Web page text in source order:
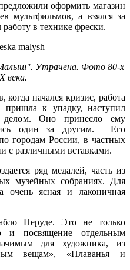
оформить магазин
мультфильмов, а взялся за
в технике фрески.
Утрачена. Фото 80-х
века.
начался кризис, работа
пришла к упадку, наступил
делом. Оно принесло ему
один за другим. Его
городам России, в частных
с различными вставками.
ряд медалей, часть из
музейных собраниях. Для
очень ясная и лаконичная
Неруде. Это не только
и посвящение отдельным
для художника, из
вещам», «Плаванья и